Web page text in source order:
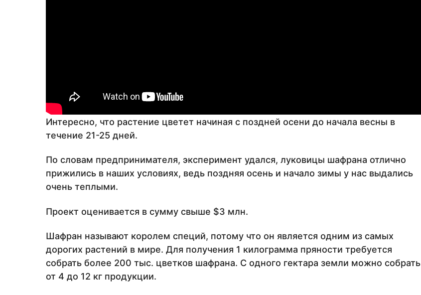
Интересно, что растение цветет начиная с поздней осени до начала весны в
течение 21-25 дней.
По словам предпринимателя, эксперимент удался, луковицы шафрана отлично
прижились в наших условиях, ведь поздняя осень и начало зимы у нас выдались
очень теплыми.
Проект оценивается в сумму свыше $3 млн.
Шафран называют королем специй, потому что он является одним из самых
дорогих растений в мире. Для получения 1 килограмма пряности требуется
собрать более 200 тыс. цветков шафрана. С одного гектара земли можно собрать
от 4 до 12 кг продукции.